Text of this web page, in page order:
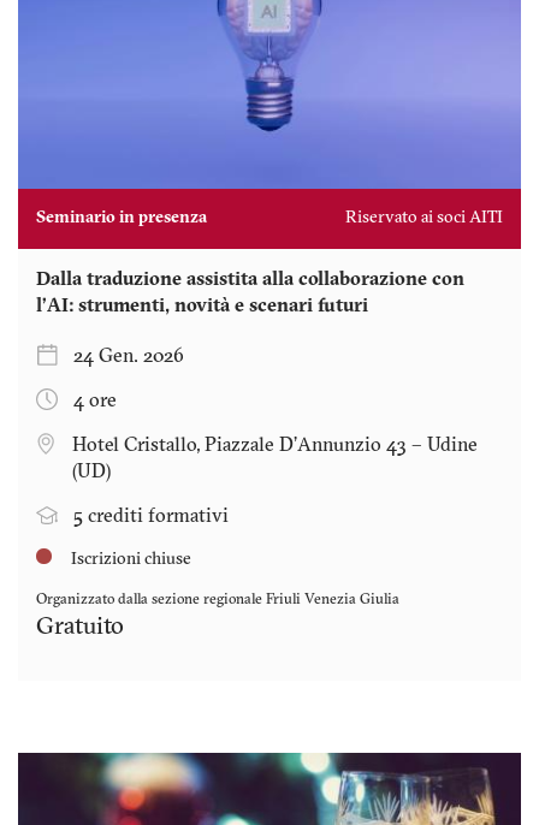
Seminario in presenza Riservato ai soci AITI
Dalla traduzione assistita alla collaborazione con
l’AI: strumenti, novità e scenari futuri
24 Gen. 2026
4 ore
Hotel Cristallo, Piazzale D’Annunzio 43 – Udine
(UD)
5 crediti formativi
Iscrizioni chiuse
Organizzato dalla sezione regionale Friuli Venezia Giulia
Gratuito